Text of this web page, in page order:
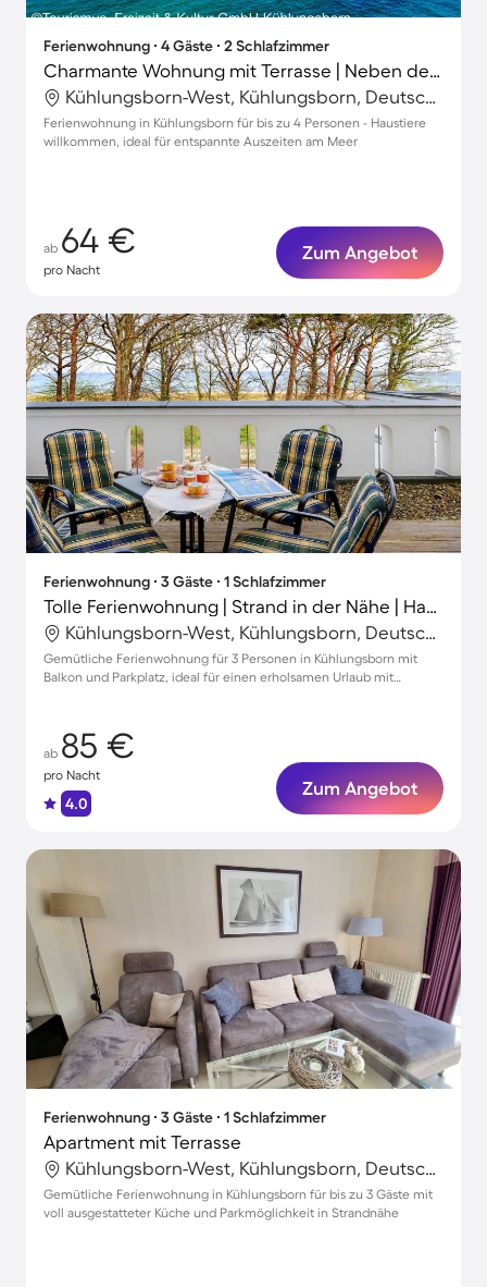
Ferienwohnung ∙ 4 Gäste ∙ 2 Schlafzimmer
Charmante Wohnung mit Terrasse | Neben dem Strand | Haustiere sind willkommen
Kühlungsborn-West, Kühlungsborn, Deutschland
Ferienwohnung in Kühlungsborn für bis zu 4 Personen - Haustiere
willkommen, ideal für entspannte Auszeiten am Meer
ab 64 €
pro Nacht
Zum Angebot
Ferienwohnung ∙ 3 Gäste ∙ 1 Schlafzimmer
Tolle Ferienwohnung | Strand in der Nähe | Haustierfreundlich
Kühlungsborn-West, Kühlungsborn, Deutschland
Gemütliche Ferienwohnung für 3 Personen in Kühlungsborn mit
Balkon und Parkplatz, ideal für einen erholsamen Urlaub mit
ab 85 €
pro Nacht
4.0
Zum Angebot
Ferienwohnung ∙ 3 Gäste ∙ 1 Schlafzimmer
Apartment mit Terrasse
Kühlungsborn-West, Kühlungsborn, Deutschland
Gemütliche Ferienwohnung in Kühlungsborn für bis zu 3 Gäste mit
voll ausgestatteter Küche und Parkmöglichkeit in Strandnähe